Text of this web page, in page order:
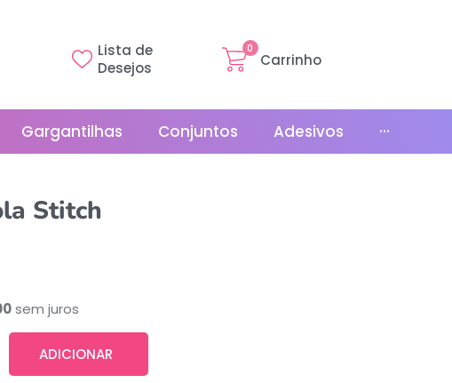
Lista de
Desejos
Carrinho
0
Gargantilhas Conjuntos Adesivos ···
Stitch
sem juros
ADICIONAR